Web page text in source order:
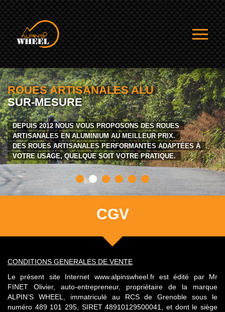
ROUES ARTISANALES ALU
SUR-MESURE
DEPUIS 2012 NOUS VOUS PROPOSONS DES ROUES
ARTISANALES EN ALUMINIUM AU MEILLEUR PRIX.
DES ROUES ARTISANALES PERFORMANTES ADAPTÉES À
VOTRE USAGE, QUELQUE SOIT VOTRE PRATIQUE.
CGV
CONDITIONS GENERALES DE VENTE
Le présent site Internet www.alpinswheel.fr est édité par Mr
FINET Olivier, auto-entrepreneur, propriétaire de la marque
ALPIN’S WHEEL, immatriculé au RCS de Grenoble sous le
numéro 489 101 295, SIRET 48910129500041 , et dont le siège